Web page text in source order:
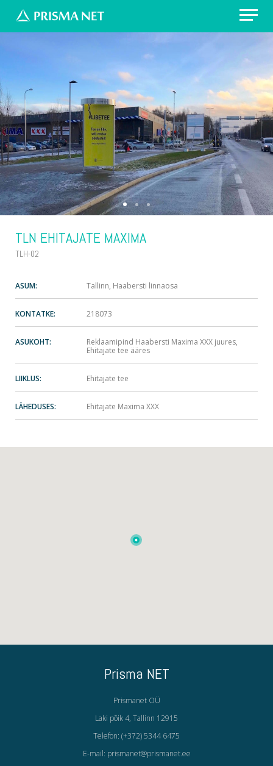
Erilahendus: värvikirevad prügikastid
Välireklaam Valimisteks
Vaata asukohti
Küsi pakkumist
TLN EHITAJATE MAXIMA
TLH-02
ASUM: Tallinn, Haabersti linnaosa
KONTATKE: 218073
ASUKOHT:
Reklaamipind Haabersti Maxima XXX juures,
Ehitajate tee ääres
LIIKLUS: Ehitajate tee
LÄHEDUSES: Ehitajate Maxima XXX
Prisma NET
Prismanet OÜ
Laki põik 4, Tallinn 12915
Telefon: (+372) 5344 6475
E-mail: prismanet@prismanet.ee